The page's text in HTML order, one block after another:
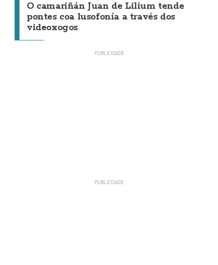
O camariñán Juan de Lilium tende
pontes coa lusofonía a través dos
videoxogos